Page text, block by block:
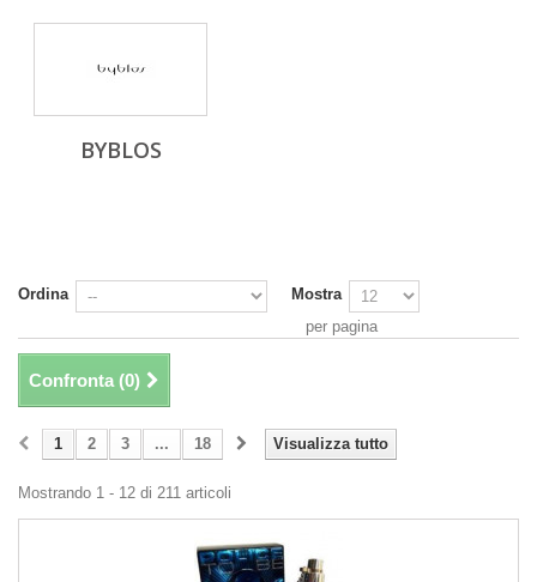
BYBLOS
Ordina
Mostra
per pagina
Confronta (0)
Visualizza tutto
1 2 3 ... 18
Mostrando 1 - 12 di 211 articoli